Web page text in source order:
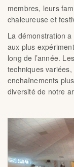
membres, leurs
chaleureuse et
La démonstration
aux plus
long de l’année.
techniques
enchaînements
diversité de notre